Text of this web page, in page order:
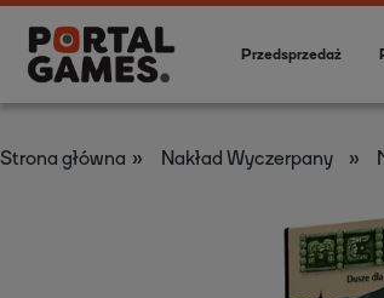
Przedsprzedaż
Strona główna » Nakład Wyczerpany »